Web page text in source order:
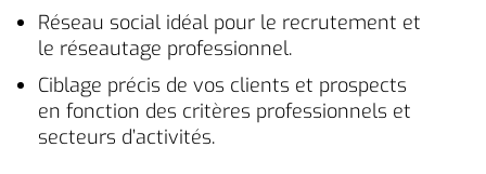
Réseau social idéal pour le recrutement et
le réseautage professionnel.
Ciblage précis de vos clients et prospects
en fonction des critères professionnels et
secteurs d’activités.